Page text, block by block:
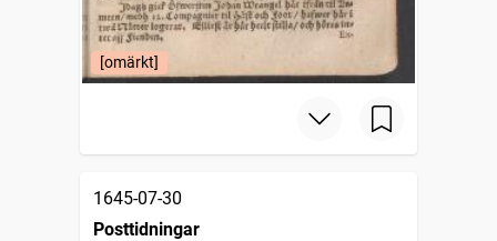
[omärkt]
1645-07-30
Posttidningar